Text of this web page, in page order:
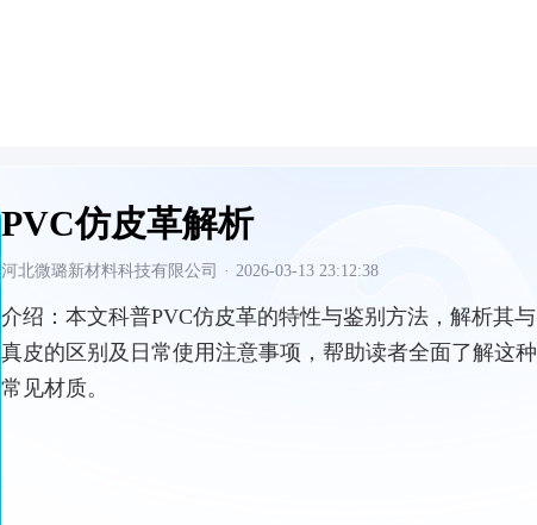
PVC仿皮革解析
河北微璐新材料科技有限公司 · 2026-03-13 23:12:38
介绍： 本文科普PVC仿皮革的特性与鉴别方法，解析其与
真皮的区别及日常使用注意事项，帮助读者全面了解这种
常见材质。